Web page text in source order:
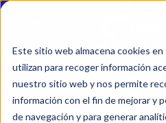
Este sitio web almacena cookies
utilizan para recoger información
nuestro sitio web y nos permite
información con el fin de mejorar y
de navegación y para generar